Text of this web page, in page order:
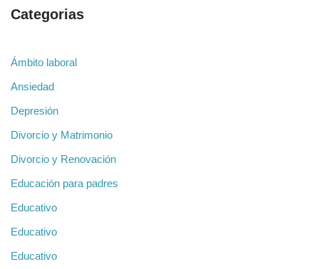
Categorias
Ámbito laboral
Ansiedad
Depresión
Divorcio y Matrimonio
Divorcio y Renovación
Educación para padres
Educativo
Educativo
Educativo